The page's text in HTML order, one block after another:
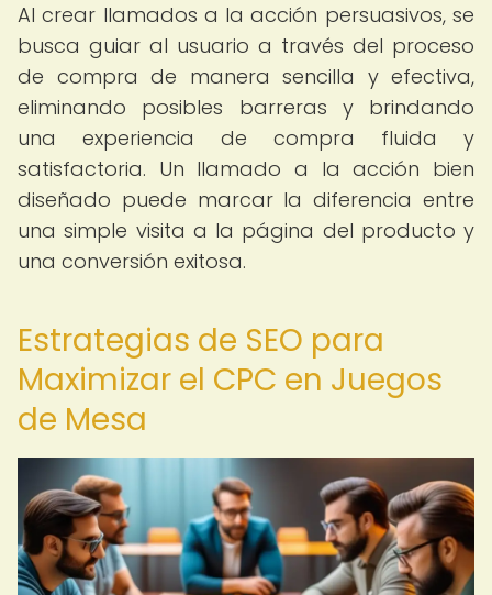
Al crear llamados a la acción persuasivos, se
busca guiar al usuario a través del proceso
de compra de manera sencilla y efectiva,
eliminando posibles barreras y brindando
una experiencia de compra fluida y
satisfactoria. Un llamado a la acción bien
diseñado puede marcar la diferencia entre
una simple visita a la página del producto y
una conversión exitosa.
Estrategias de SEO para
Maximizar el CPC en Juegos
de Mesa